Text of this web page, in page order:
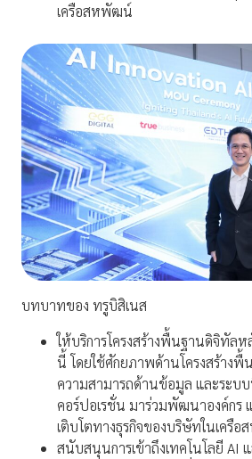
เครือสหพัฒน์
บทบาทของ ทรูบิสิเนส
ให้บริการโครงสร้างพื้นฐานดิจิทัล
นี้ โดยใช้ศักยภาพด้านโครงสร้างพื้
ความสามารถด้านข้อมูล และระบ
คอร์ปอเรชั่น มาร่วมพัฒนาองค์กร
เติบโตทางธุรกิจของบริษัทในเครื
สนับสนุนการเข้าถึงเทคโนโลยี AI